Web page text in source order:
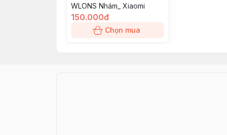
WLONS Nhám_ Xiaomi
150.000đ
Chọn mua